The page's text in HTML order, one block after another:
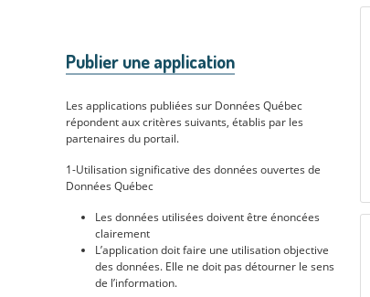
Publier une application
Les applications publiées sur Données Québec
répondent aux critères suivants, établis par les
partenaires du portail.
1-Utilisation significative des données ouvertes de
Données Québec
Les données utilisées doivent être énoncées
clairement
L’application doit faire une utilisation objective
des données. Elle ne doit pas détourner le sens
de l’information.